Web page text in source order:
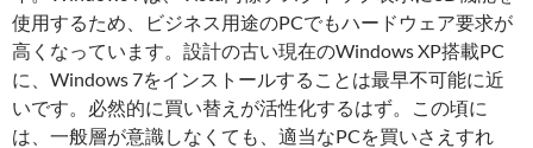
使用するため、ビジネス用途のPCでもハードウェア要求が
高くなっています。設計の古い現在のWindows XP搭載PC
に、Windows 7をインストールすることは最早不可能に近
いです。必然的に買い替えが活性化するはず。この頃に
は、一般層が意識しなくても、適当なPCを買いさえすれ